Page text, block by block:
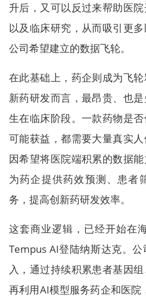
升后，又可以反过来帮助医
以及临床研究，从而吸引更
公司希望建立的数据飞轮。
在此基础上，药企则成为飞
新药研发而言，最昂贵、也
生在临床阶段。一款药物是
可能获益，都需要大量真实
因希望将医院端积累的数据
为药企提供药效预测、患者
务，提高创新药研发效率。
这套商业逻辑，已经开始在
Tempus AI登陆纳斯达克。
入，通过持续积累患者基因
再利用AI模型服务药企和医